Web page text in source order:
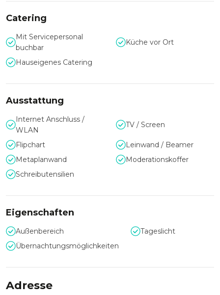
Catering
Mit Servicepersonal
buchbar
Küche vor Ort
Hauseigenes Catering
Ausstattung
Internet Anschluss /
WLAN
TV / Screen
Flipchart
Leinwand / Beamer
Metaplanwand
Moderationskoffer
Schreibutensilien
Eigenschaften
Außenbereich
Tageslicht
Übernachtungsmöglichkeiten
Adresse